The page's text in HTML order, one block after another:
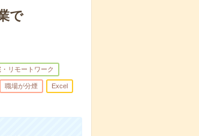
で
リモートワーク
職場が分煙 Excel